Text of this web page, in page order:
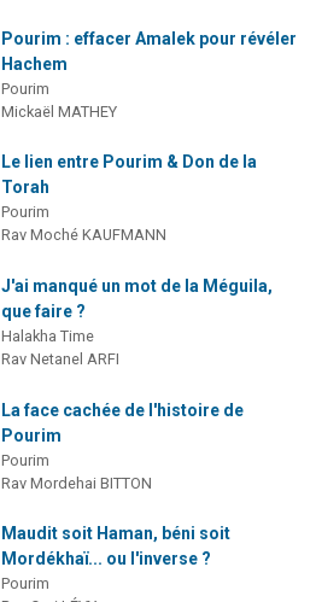
Pourim : effacer Amalek pour révéler
Hachem
Pourim
Mickaël MATHEY
Le lien entre Pourim & Don de la
Torah
Pourim
Rav Moché KAUFMANN
J'ai manqué un mot de la Méguila,
que faire ?
Halakha Time
Rav Netanel ARFI
La face cachée de l'histoire de
Pourim
Pourim
Rav Mordehai BITTON
Maudit soit Haman, béni soit
Mordékhaï... ou l'inverse ?
Pourim